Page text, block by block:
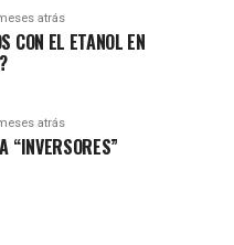
atrás
CON EL ETANOL EN
atrás
“INVERSORES”